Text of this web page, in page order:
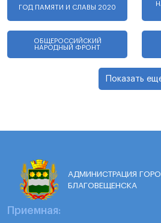
ГОД ПАМЯТИ И СЛАВЫ 2020
ОБЩЕРОССИЙСКИЙ
НАРОДНЫЙ ФРОНТ
Показать
АДМИНИСТРАЦИЯ
БЛАГОВЕЩЕНСКА
Приемная: